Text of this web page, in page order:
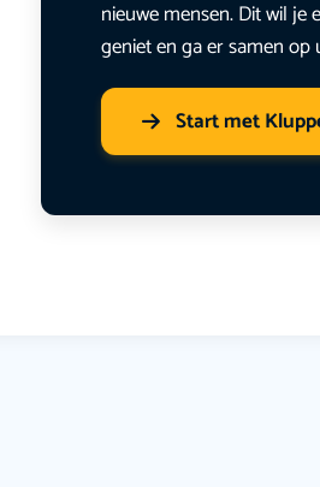
nieuwe mensen. Dit wil
geniet en ga er samen op
Start met